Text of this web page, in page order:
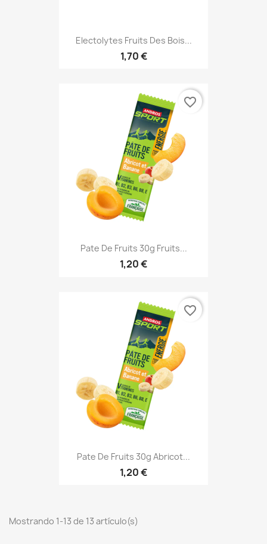
Electolytes Fruits Des Bois...
1,70 €
Pate De Fruits 30g Fruits...
1,20 €
favorite_border
Pate De Fruits 30g Abricot...
1,20 €
favorite_border
Mostrando 1-13 de 13 artículo(s)